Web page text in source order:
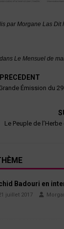
par Morgane Las Dit
Le Mensuel de
PRÉCÉDENT
Émission du
Le Peuple de
Badouri en
juillet 2017